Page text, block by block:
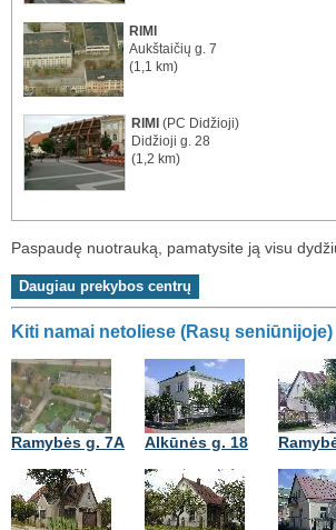
RIMI
Aukštaičių g. 7
(1,1 km)
RIMI (PC Didžioji)
Didžioji g. 28
(1,2 km)
Paspaudę nuotrauką, pamatysite ją visu
Kiti namai netoliese (Rasų seniūnijoje)
Ramybės g. 7A Alkūnės g. 18